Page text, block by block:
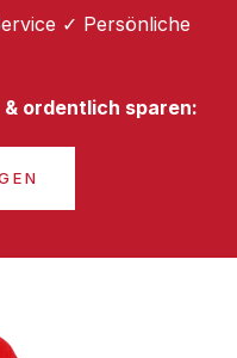
✓ Persönliche
ordentlich sparen: